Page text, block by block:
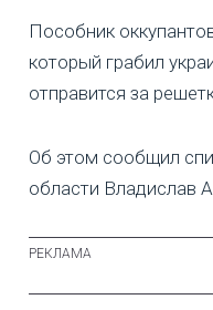
Пособник
который грабил
отправится за
Об этом сообщил
области Владислав